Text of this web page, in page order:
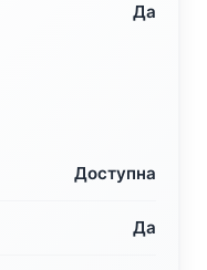
Да
Доступна
Да